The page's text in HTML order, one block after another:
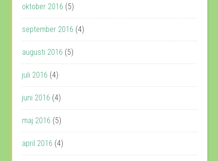
oktober 2016 (5)
september 2016 (4)
augusti 2016 (5)
juli 2016 (4)
juni 2016 (4)
maj 2016 (5)
april 2016 (4)